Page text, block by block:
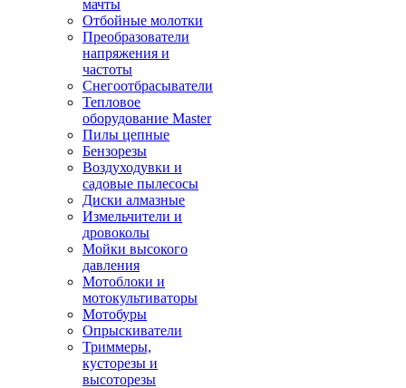
мачты
Отбойные молотки
Преобразователи
напряжения и
частоты
Снегоотбрасыватели
Тепловое
оборудование Master
Пилы цепные
Бензорезы
Воздуходувки и
садовые пылесосы
Диски алмазные
Измельчители и
дровоколы
Мойки высокого
давления
Мотоблоки и
мотокультиваторы
Мотобуры
Опрыскиватели
Триммеры,
кусторезы и
высоторезы